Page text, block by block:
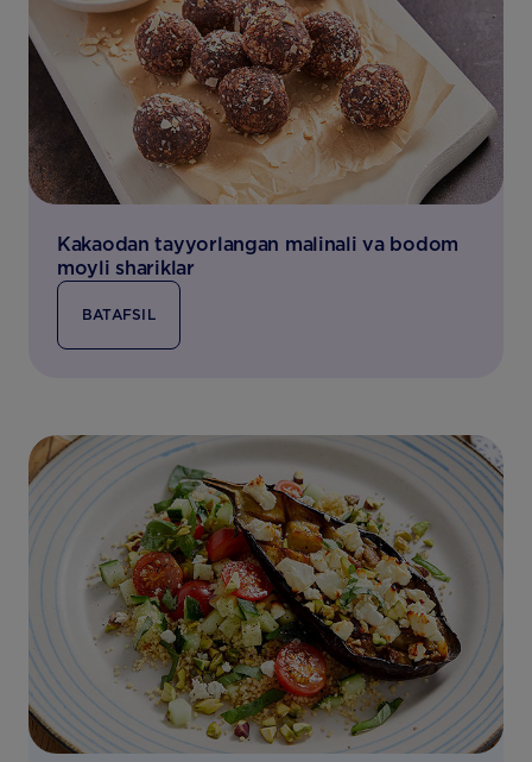
Kakaodan tayyorlangan malinali va bodom
moyli shariklar
BATAFSIL